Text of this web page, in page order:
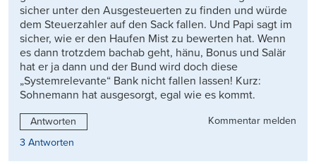
sicher unter den Ausgesteuerten zu finden und würde
dem Steuerzahler auf den Sack fallen. Und Papi sagt im
sicher, wie er den Haufen Mist zu bewerten hat. Wenn
es dann trotzdem bachab geht, hänu, Bonus und Salär
hat er ja dann und der Bund wird doch diese
„Systemrelevante“ Bank nicht fallen lassen! Kurz:
Sohnemann hat ausgesorgt, egal wie es kommt.
Antworten
Kommentar melden
3 Antworten